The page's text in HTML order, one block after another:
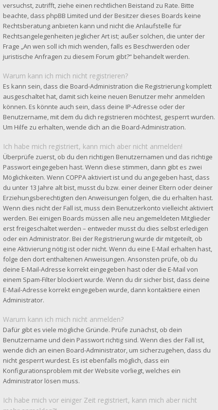
versuchst, zutrifft, ziehe einen rechtlichen Beistand zu Rate. Bitte
beachte, dass phpBB Limited und der Besitzer dieses Boards keine
Rechtsberatung anbieten kann und nicht die Anlaufstelle für
Rechtsangelegenheiten jeglicher Art ist; außer solchen, die unter der
Frage „An wen soll ich mich wenden, falls es Beschwerden oder
juristische Anfragen zu diesem Forum gibt?“ behandelt werden.
Warum kann ich mich nicht registrieren?
Es kann sein, dass die Board-Administration die Registrierung komplett
ausgeschaltet hat, damit sich keine neuen Benutzer mehr anmelden
können. Es könnte auch sein, dass deine IP-Adresse oder der
Benutzername, mit dem du dich registrieren möchtest, gesperrt wurden.
Um Hilfe zu erhalten, wende dich an die Board-Administration.
Ich habe mich registriert, kann mich aber nicht anmelden!
Überprüfe zuerst, ob du den richtigen Benutzernamen und das richtige
Passwort eingegeben hast. Wenn diese stimmen, dann gibt es zwei
Möglichkeiten. Wenn COPPA aktiviert ist und du angegeben hast, dass
du unter 13 Jahre alt bist, musst du bzw. einer deiner Eltern oder deiner
Erziehungsberechtigten den Anweisungen folgen, die du erhalten hast.
Wenn dies nicht der Fall ist, muss dein Benutzerkonto vielleicht aktiviert
werden. Bei einigen Boards müssen alle neu angemeldeten Mitglieder
erst freigeschaltet werden – entweder musst du dies selbst erledigen
oder ein Administrator. Bei der Registrierung wurde dir mitgeteilt, ob
eine Aktivierung nötig ist oder nicht. Wenn du eine E-Mail erhalten hast,
folge den dort enthaltenen Anweisungen. Ansonsten prüfe, ob du
deine E-Mail-Adresse korrekt eingegeben hast oder die E-Mail von
einem Spam-Filter blockiert wurde. Wenn du dir sicher bist, dass deine
E-Mail-Adresse korrekt eingegeben wurde, dann kontaktiere einen
Administrator.
Warum kann ich mich nicht anmelden?
Dafür gibt es viele mögliche Gründe. Prüfe zunächst, ob dein
Benutzername und dein Passwort richtig sind. Wenn dies der Fall ist,
wende dich an einen Board-Administrator, um sicherzugehen, dass du
nicht gesperrt wurdest. Es ist ebenfalls möglich, dass ein
Konfigurationsproblem mit der Website vorliegt, welches ein
Administrator lösen muss.
Ich habe mich vor einiger Zeit registriert, kann mich aber nicht